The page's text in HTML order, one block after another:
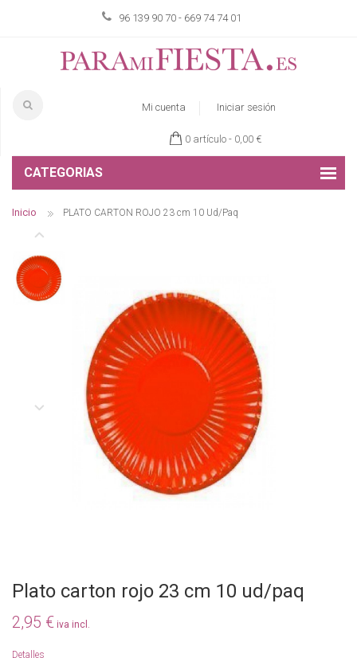
96 139 90 70 - 669 74 74 01
Mi cuenta Iniciar sesión
0 artículo - 0,00 €
CATEGORIAS
Inicio PLATO CARTON ROJO 23 cm 10 Ud/Paq
Plato carton rojo 23 cm 10 ud/paq
2,95 € iva incl.
Detalles